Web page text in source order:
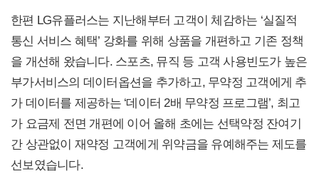
한편 LG유플러스는 지난해부터 고객이 체감하는 ‘실질적
통신 서비스 혜택’ 강화를 위해 상품을 개편하고 기존 정책
을 개선해 왔습니다. 스포츠, 뮤직 등 고객 사용빈도가 높은
부가서비스의 데이터옵션을 추가하고, 무약정 고객에게 추
가 데이터를 제공하는 ‘데이터 2배 무약정 프로그램’, 최고
가 요금제 전면 개편에 이어 올해 초에는 선택약정 잔여기
간 상관없이 재약정 고객에게 위약금을 유예해주는 제도를
선보였습니다.